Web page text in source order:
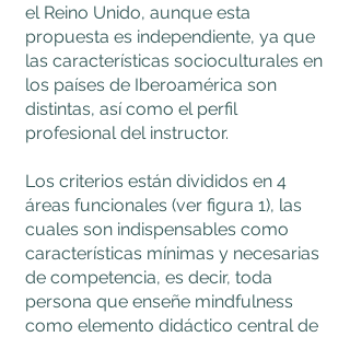
el Reino Unido, aunque esta
propuesta es independiente, ya que
las características socioculturales en
los países de Iberoamérica son
distintas, así como el perfil
profesional del instructor.
Los criterios están divididos en 4
áreas funcionales (ver figura 1), las
cuales son indispensables como
características mínimas y necesarias
de competencia, es decir, toda
persona que enseñe mindfulness
como elemento didáctico central de